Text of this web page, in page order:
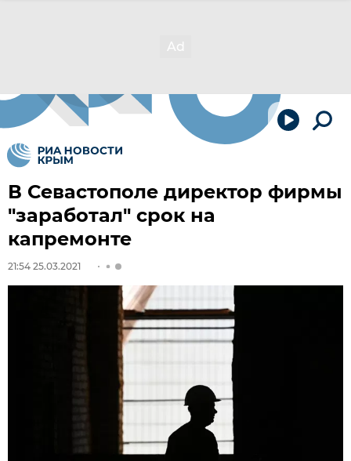
В Севастополе директор фирмы
"заработал" срок на
капремонте
21:54 25.03.2021